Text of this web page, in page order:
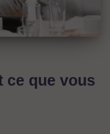
ce que vous